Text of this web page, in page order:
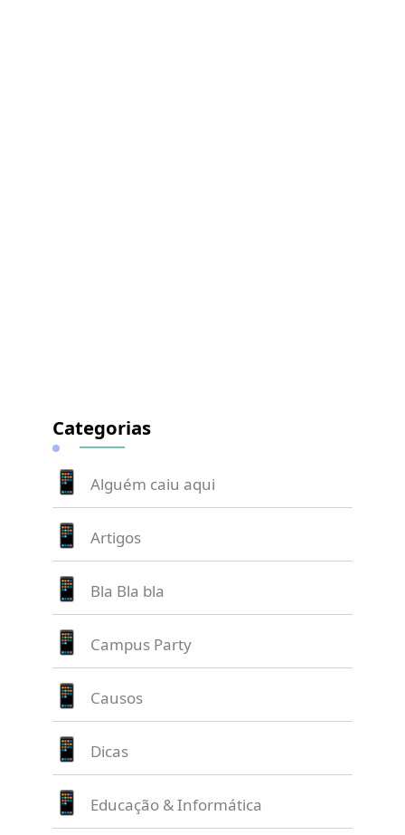
Categorias
Alguém caiu aqui
Artigos
Bla Bla bla
Campus Party
Causos
Dicas
Educação & Informática